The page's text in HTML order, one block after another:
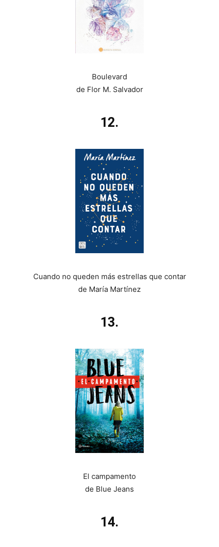
Boulevard
de Flor M. Salvador
12.
Cuando no queden más estrellas que contar
de María Martínez
13.
El campamento
de Blue Jeans
14.